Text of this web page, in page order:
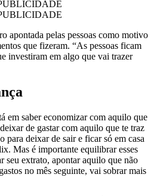
apontada pelas pessoas como motivo
que fizeram. “As pessoas ficam
investiram em algo que vai trazer
em saber economizar com aquilo que
de gastar com aquilo que te traz
para deixar de sair e ficar só em casa
Mas é importante equilibrar esses
seu extrato, apontar aquilo que não
no mês seguinte, vai sobrar mais